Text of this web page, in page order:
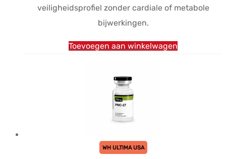
veiligheidsprofiel zonder cardiale of metabole
bijwerkingen.
Toevoegen aan winkelwagen
WH ULTIMA USA